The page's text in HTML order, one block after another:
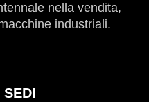
nella vendita,
industriali.
SEDI